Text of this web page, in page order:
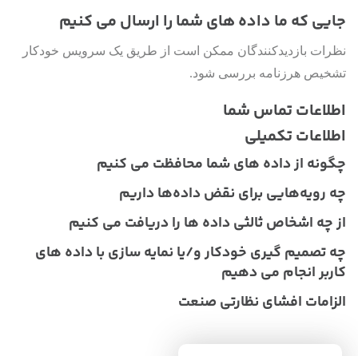
جایی که ما داده های شما را ارسال می کنیم
نظرات بازدیدکنندگان ممکن است از طریق یک سرویس خودکار
تشخیص هرزنامه بررسی شود.
اطلاعات تماس شما
اطلاعات تکمیلی
چگونه از داده های شما محافظت می کنیم
چه رویه‌هایی برای نقض داده‌ها داریم
از چه اشخاص ثالثی داده ها را دریافت می کنیم
چه تصمیم گیری خودکار و/یا نمایه سازی با داده های
کاربر انجام می دهیم
الزامات افشای نظارتی صنعت